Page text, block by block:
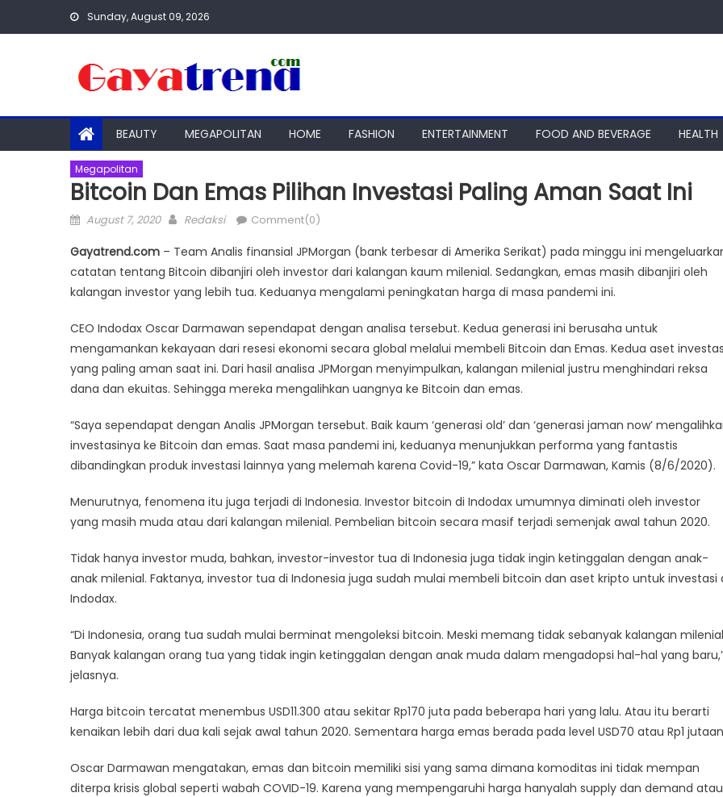
Sunday, August 09, 2026
BEAUTY MEGAPOLITAN HOME FASHION ENTERTAINMENT FOOD AND BEVERAGE HEALTH
Megapolitan
Bitcoin Dan Emas Pilihan Investasi Paling Aman Saat Ini
Posted
August 7, 2020 Author
Redaksi Comment(0)
Gayatrend.com – Team Analis finansial JPMorgan (bank terbesar di Amerika Serikat) pada minggu ini
catatan tentang Bitcoin dibanjiri oleh investor dari kalangan kaum milenial. Sedangkan, emas masih dibanjiri oleh
kalangan investor yang lebih tua. Keduanya mengalami peningkatan harga di masa pandemi ini.
CEO Indodax Oscar Darmawan sependapat dengan analisa tersebut. Kedua generasi ini berusaha untuk
mengamankan kekayaan dari resesi ekonomi secara global melalui membeli Bitcoin dan Emas. Kedua aset
yang paling aman saat ini. Dari hasil analisa JPMorgan menyimpulkan, kalangan milenial justru menghindari reksa
dana dan ekuitas. Sehingga mereka mengalihkan uangnya ke Bitcoin dan emas.
“Saya sependapat dengan Analis JPMorgan tersebut. Baik kaum ‘generasi old’ dan ‘generasi jaman now’
investasinya ke Bitcoin dan emas. Saat masa pandemi ini, keduanya menunjukkan performa yang fantastis
dibandingkan produk investasi lainnya yang melemah karena Covid-19,” kata Oscar Darmawan, Kamis (8/6/2020).
Menurutnya, fenomena itu juga terjadi di Indonesia. Investor bitcoin di Indodax umumnya diminati oleh investor
yang masih muda atau dari kalangan milenial. Pembelian bitcoin secara masif terjadi semenjak awal tahun 2020.
Tidak hanya investor muda, bahkan, investor-investor tua di Indonesia juga tidak ingin ketinggalan dengan anak-
anak milenial. Faktanya, investor tua di Indonesia juga sudah mulai membeli bitcoin dan aset kripto untuk investasi
Indodax.
“Di Indonesia, orang tua sudah mulai berminat mengoleksi bitcoin. Meski memang tidak sebanyak kalangan
Banyak kalangan orang tua yang tidak ingin ketinggalan dengan anak muda dalam mengadopsi hal-hal yang
jelasnya.
Harga bitcoin tercatat menembus USD11.300 atau sekitar Rp170 juta pada beberapa hari yang lalu. Atau itu berarti
kenaikan lebih dari dua kali sejak awal tahun 2020. Sementara harga emas berada pada level USD70 atau Rp1
Oscar Darmawan mengatakan, emas dan bitcoin memiliki sisi yang sama dimana komoditas ini tidak mempan
diterpa krisis global seperti wabah COVID-19. Karena yang mempengaruhi harga hanyalah supply dan demand atau